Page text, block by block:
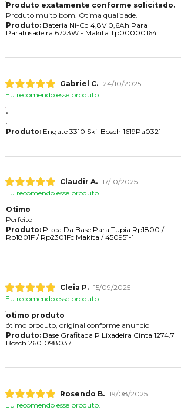
Produto exatamente conforme solicitado.
Produto muito bom. Ótima qualidade.
Produto:Bateria Ni-Cd 4,8V 0,6Ah Para
Parafusadeira 6723W - Makita Tp00000164
Gabriel C. 24/10/2025
Eu recomendo esse produto.
.
Produto:Engate 3310 Skil Bosch 1619Pa0321
Claudir A. 17/10/2025
Eu recomendo esse produto.
Otimo
Perfeito
Produto:Placa Da Base Para Tupia Rp1800 /
Rp1801F / Rp2301Fc Makita / 450951-1
Cleia P. 15/09/2025
Eu recomendo esse produto.
otimo produto
ótimo produto, original conforme anuncio
Produto:Base Grafitada P Lixadeira Cinta 1274.7
Bosch 2601098037
Rosendo B. 19/08/2025
Eu recomendo esse produto.